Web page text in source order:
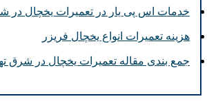
خدمات اس پی یار در تعمیرات یخچال در
هزینه تعمیرات انواع یخچال فریزر
جمع بندی مقاله تعمیرات یخچال در شرق